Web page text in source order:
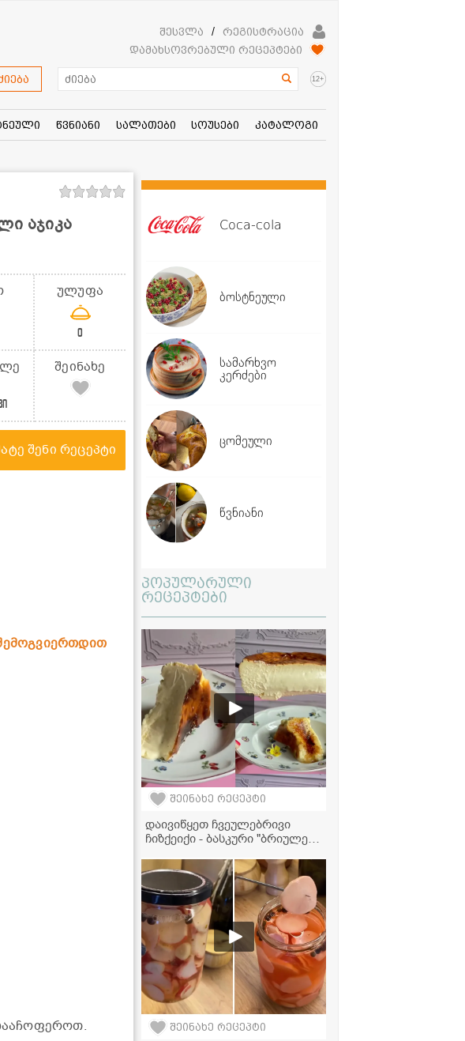
შესვლა /
რეგისტრაცია
დამახსოვრებული რეცეპტები
12+
წვნიანი სალათები სოუსები კატალოგი
აჯიკა
ულუფა
0
შეინახე
შენი რეცეპტი
Coca-cola
ბოსტნეული
სამარხვო
კერძები
ცომეული
წვნიანი
პოპულარული
რეცეპტები
შეინახე რეცეპტი
დაივიწყეთ ჩვეულებრივი
ჩიზქეიქი - ბასკური "ბრიულე",
იპყრობს!
შეინახე რეცეპტი